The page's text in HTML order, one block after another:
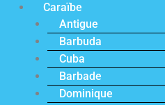
Caraïbe
Antigue
Barbuda
Cuba
Barbade
Dominique